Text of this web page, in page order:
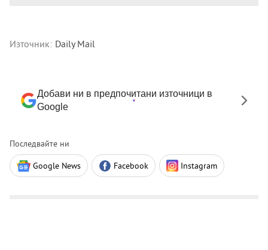
Източник: Daily Mail
Добави ни в предпочитани източници в
Google
Последвайте ни
Google News Facebook Instagram